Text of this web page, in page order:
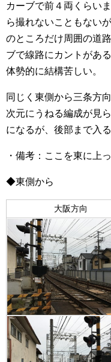
カーブで前４両くらい
ら撮れないこともない
のところだけ周囲の道
ブで線路にカントがあ
体勢的に結構苦しい。
同じく東側から三条方
次元にうねる編成が見
になるが、後部まで入る
・備考：ここを東に上
◆東側から
大阪方向